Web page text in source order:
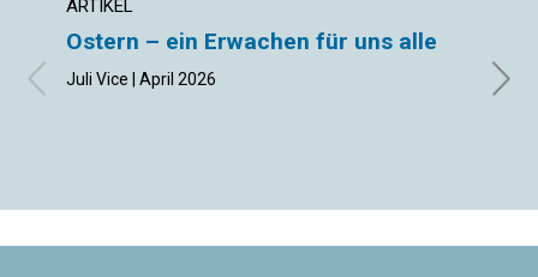
ARTIKEL
Ostern – ein Erwachen für uns alle
Juli Vice | April 2026 Liesl